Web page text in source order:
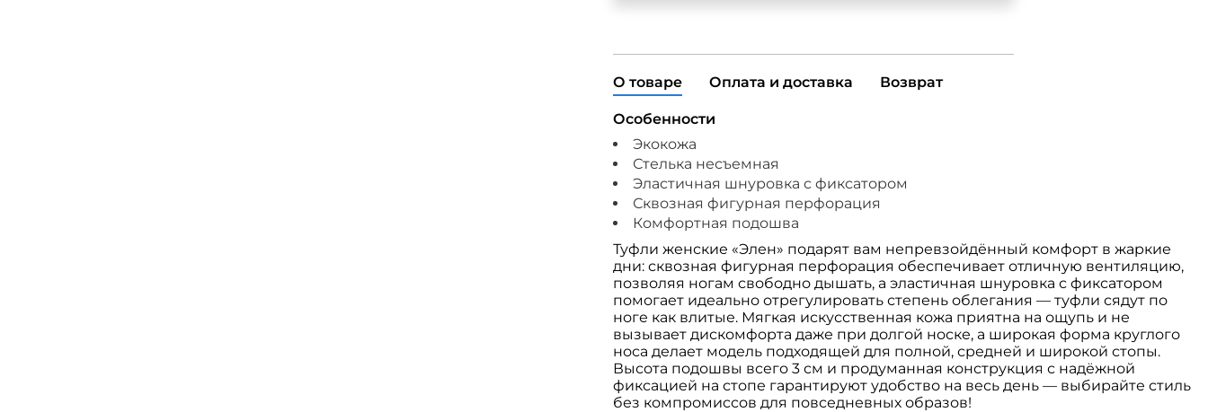
О товаре Оплата и доставка Возврат
Особенности
Экокожа
Стелька несъемная
Эластичная шнуровка с фиксатором
Сквозная фигурная перфорация
Комфортная подошва
Туфли женские «Элен» подарят вам непревзойдённый комфорт в жаркие
дни: сквозная фигурная перфорация обеспечивает отличную вентиляцию,
позволяя ногам свободно дышать, а эластичная шнуровка с фиксатором
помогает идеально отрегулировать степень облегания — туфли сядут по
ноге как влитые. Мягкая искусственная кожа приятна на ощупь и не
вызывает дискомфорта даже при долгой носке, а широкая форма круглого
носа делает модель подходящей для полной, средней и широкой стопы.
Высота подошвы всего 3 см и продуманная конструкция с надёжной
фиксацией на стопе гарантируют удобство на весь день — выбирайте стиль
без компромиссов для повседневных образов!